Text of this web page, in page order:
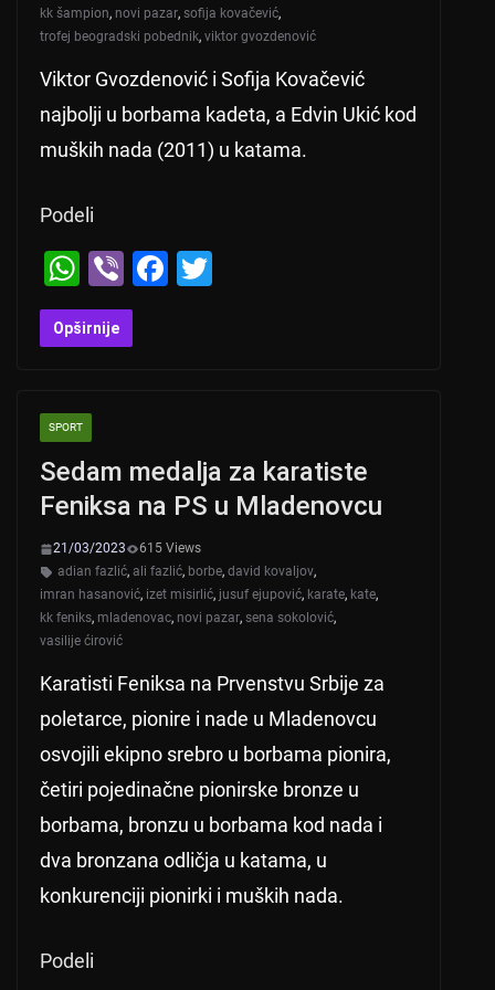
kk šampion, novi pazar, sofija kovačević,
trofej beogradski pobednik, viktor gvozdenović
Viktor Gvozdenović i Sofija Kovačević
najbolji u borbama kadeta, a Edvin Ukić kod
muških nada (2011) u katama.
Podeli
W
h
at
A
p
p
Vi
b
er
F
o
k
Opširnije
SPORT
Sedam medalja za karatiste
Feniksa na PS u Mladenovcu
21/03/2023
615 Views
adian fazlić, ali fazlić, borbe, david kovaljov,
imran hasanović, izet misirlić, jusuf ejupović, karate, kate,
kk feniks, mladenovac, novi pazar, sena sokolović,
vasilije ćirović
Karatisti Feniksa na Prvenstvu Srbije za
poletarce, pionire i nade u Mladenovcu
osvojili ekipno srebro u borbama pionira,
četiri pojedinačne pionirske bronze u
borbama, bronzu u borbama kod nada i
dva bronzana odličja u katama, u
konkurenciji pionirki i muških nada.
Podeli